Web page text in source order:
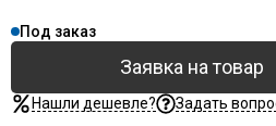
Под заказ
Заявка на товар
Нашли дешевле? Задать